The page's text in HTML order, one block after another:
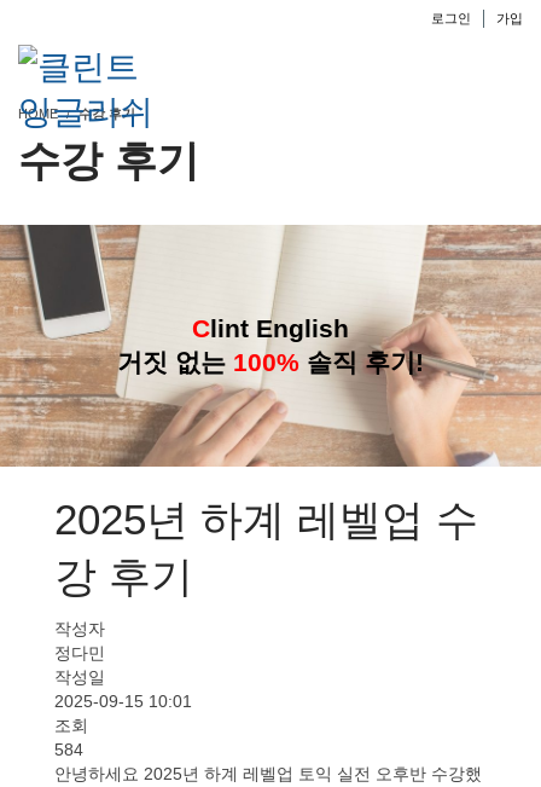
로그인 가입
HOME 수강 후기
수강 후기
Clint English
거짓 없는 100% 솔직 후기!
2025년 하계 레벨업 수
강 후기
작성자
정다민
작성일
2025-09-15 10:01
조회
584
안녕하세요 2025년 하계 레벨업 토익 실전 오후반 수강했